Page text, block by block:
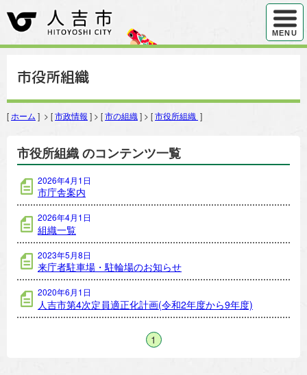
ハンバ
MENU
市役所組織
[ ホーム ] > [市政情報 ] > [市の組織 ] > [市役所組織 ]
市役所組織 のコンテンツ一覧
2026年4月1日
市庁舎案内
2026年4月1日
組織一覧
2023年5月8日
来庁者駐車場・駐輪場のお知らせ
2020年6月1日
人吉市第4次定員適正化計画(令和2年度から9年度)
1